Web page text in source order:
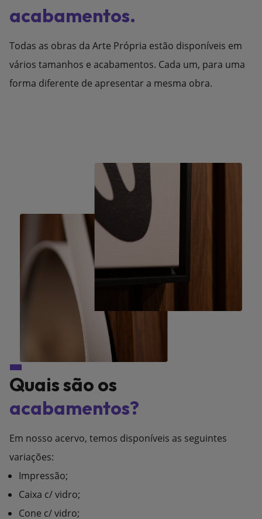
acabamentos.
Todas as obras da Arte Própria estão disponíveis em
vários tamanhos e acabamentos. Cada um, para uma
forma diferente de apresentar a mesma obra.
Quais são os
acabamentos?
Em nosso acervo, temos disponíveis as seguintes
variações:
Impressão;
Caixa c/ vidro;
Cone c/ vidro;